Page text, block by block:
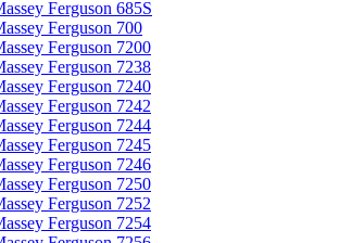
Ferguson 685S
Ferguson 700
Ferguson 7200
Ferguson 7238
Ferguson 7240
Ferguson 7242
Ferguson 7244
Ferguson 7245
Ferguson 7246
Ferguson 7250
Ferguson 7252
Ferguson 7254